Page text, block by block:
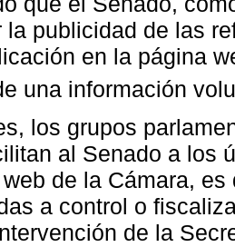
la publicidad de las
en la página
una información
los grupos
al Senado a los
de la Cámara,
a control o
de la